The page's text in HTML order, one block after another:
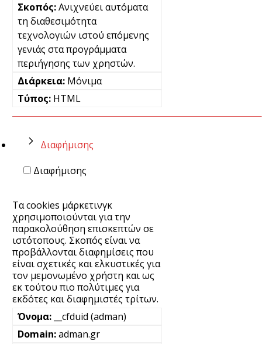
Ανιχνεύει αυτόματα
τη διαθεσιμότητα
τεχνολογιών ιστού επόμενης
γενιάς στα προγράμματα
περιήγησης των χρηστών.
Μόνιμα
HTML
Διαφήμισης
Διαφήμισης
Τα cookies μάρκετινγκ
χρησιμοποιούνται για την
παρακολούθηση επισκεπτών σε
ιστότοπους. Σκοπός είναι να
προβάλλονται διαφημίσεις που
είναι σχετικές και ελκυστικές για
τον μεμονωμένο χρήστη και ως
εκ τούτου πιο πολύτιμες για
εκδότες και διαφημιστές τρίτων.
__cfduid (adman)
adman.gr